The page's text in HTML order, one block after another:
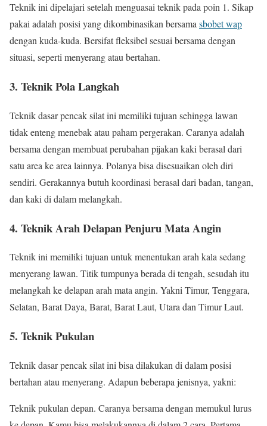
Teknik ini dipelajari setelah menguasai teknik pada poin 1. Sikap
pakai adalah posisi yang dikombinasikan bersamasbobet wap
dengan kuda-kuda. Bersifat fleksibel sesuai bersama dengan
situasi, seperti menyerang atau bertahan.
3. Teknik Pola Langkah
Teknik dasar pencak silat ini memiliki tujuan sehingga lawan
tidak enteng menebak atau paham pergerakan. Caranya adalah
bersama dengan membuat perubahan pijakan kaki berasal dari
satu area ke area lainnya. Polanya bisa disesuaikan oleh diri
sendiri. Gerakannya butuh koordinasi berasal dari badan, tangan,
dan kaki di dalam melangkah.
4. Teknik Arah Delapan Penjuru Mata Angin
Teknik ini memiliki tujuan untuk menentukan arah kala sedang
menyerang lawan. Titik tumpunya berada di tengah, sesudah itu
melangkah ke delapan arah mata angin. Yakni Timur, Tenggara,
Selatan, Barat Daya, Barat, Barat Laut, Utara dan Timur Laut.
5. Teknik Pukulan
Teknik dasar pencak silat ini bisa dilakukan di dalam posisi
bertahan atau menyerang. Adapun beberapa jenisnya, yakni:
Teknik pukulan depan. Caranya bersama dengan memukul lurus